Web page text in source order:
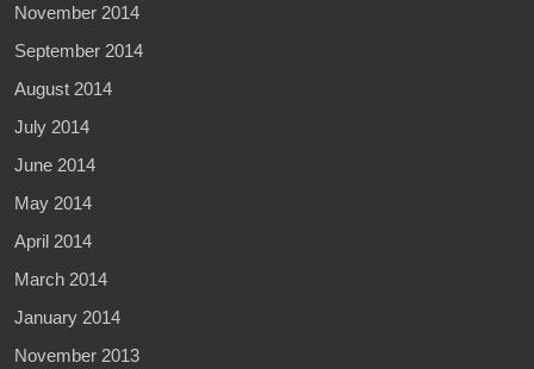
November 2014
September 2014
August 2014
July 2014
June 2014
May 2014
April 2014
March 2014
January 2014
November 2013